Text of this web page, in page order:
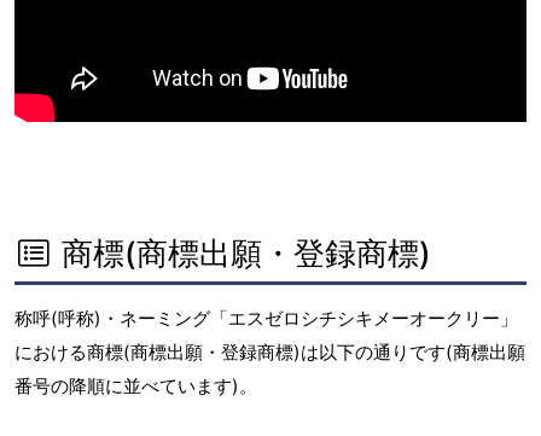
商標(商標出願・登録商標)
称呼(呼称)・ネーミング「エスゼロシチシキメーオークリー」
における商標(商標出願・登録商標)は以下の通りです(商標出願
番号の降順に並べています)。